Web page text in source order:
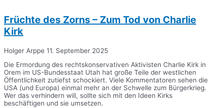
Früchte des Zorns – Zum Tod von Charlie
Kirk
Holger Arppe 11. September 2025
Die Ermordung des rechtskonservativen Aktivisten Charlie Kirk in
Orem im US-Bundesstaat Utah hat große Teile der westlichen
Öffentlichkeit zutiefst schockiert. Viele Kommentatoren sehen die
USA (und Europa) einmal mehr an der Schwelle zum Bürgerkrieg.
Wer das verhindern will, sollte sich mit den Ideen Kirks
beschäftigen und sie umsetzen.